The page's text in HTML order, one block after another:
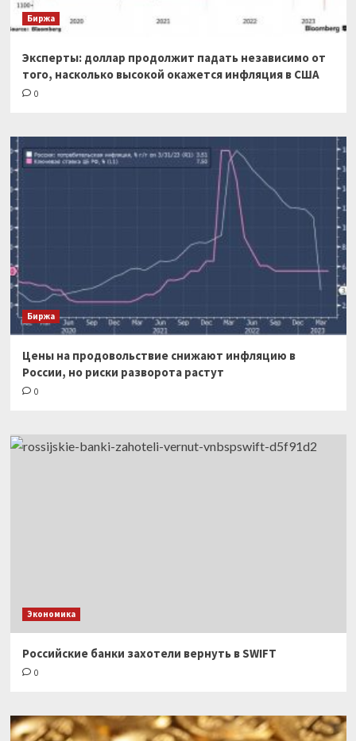
Биржа
Эксперты: доллар продолжит падать независимо от
того, насколько высокой окажется инфляция в США
0
Биржа
Цены на продовольствие снижают инфляцию в
России, но риски разворота растут
0
Экономика
Российские банки захотели вернуть в SWIFT
0